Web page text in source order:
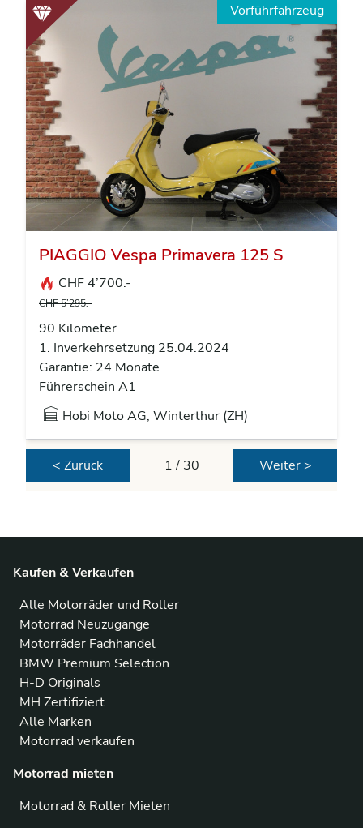
Vorführfahrzeug
PIAGGIO Vespa Primavera 125 S
CHF 4’700.-
CHF 5’295.-
90 Kilometer
1. Inverkehrsetzung 25.04.2024
Garantie: 24 Monate
Führerschein A1
Hobi Moto AG, Winterthur (ZH)
< Zurück 1 / 30 Weiter >
Kaufen & Verkaufen
Alle Motorräder und Roller
Motorrad Neuzugänge
Motorräder Fachhandel
BMW Premium Selection
H-D Originals
MH Zertifiziert
Alle Marken
Motorrad verkaufen
Motorrad mieten
Motorrad & Roller Mieten